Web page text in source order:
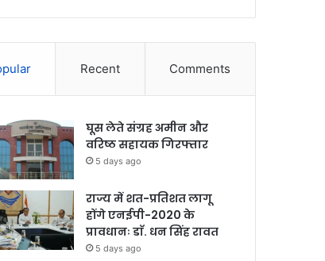
Recent Comments
घूस लेते संग्रह अमीन और
वरिष्ठ सहायक गिरफ्तार
5 days ago
राज्य में शत-प्रतिशत लागू
होंगे एनईपी-2020 के
प्रावधानः डाॅ. धन सिंह रावत
5 days ago